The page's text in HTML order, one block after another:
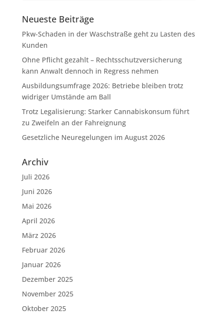
Neueste Beiträge
Pkw-Schaden in der Waschstraße geht zu Lasten des
Kunden
Ohne Pflicht gezahlt – Rechtsschutzversicherung
kann Anwalt dennoch in Regress nehmen
Ausbildungsumfrage 2026: Betriebe bleiben trotz
widriger Umstände am Ball
Trotz Legalisierung: Starker Cannabiskonsum führt
zu Zweifeln an der Fahreignung
Gesetzliche Neuregelungen im August 2026
Archiv
Juli 2026
Juni 2026
Mai 2026
April 2026
März 2026
Februar 2026
Januar 2026
Dezember 2025
November 2025
Oktober 2025